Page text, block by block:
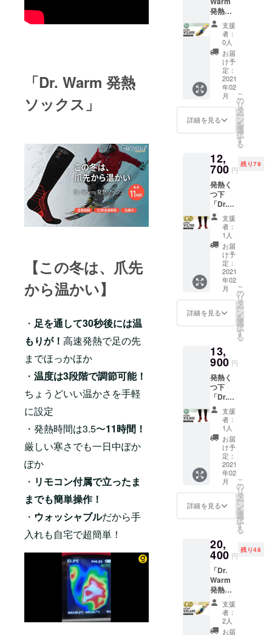
「Dr. Warm 発熱
ソックス」
【この冬は、爪先
から温かい】
・ 足を通して30秒後には温
もりが！ 高速発熱で足の先
までほっかほか
・ 温度は3段階で調節可能！
ちょうどいい温かさを手軽
に設定
・発熱時間は3.5〜11時間！
厳しい寒さでも一日中ぽか
ぽか
・ リモコン付属で立ったま
までも簡単操作！
・ ウォッシャブルだから手
入れも自宅で超簡単！
からお
選びく
ださ
い。 予
定配送
時期：
2021年
2月上旬
発熱イ
ンソー
ル」を
お得に
手に入
れる
チャン
ス！
【リ
ターン
内容】
「Dr.
Warm
発熱イ
ル」×1
※サイズ
をS〜
XLの中
からお
選びく
ださ
い。 ※
予定配
送時
期：
2021年
2月上旬
支援
者：
0人
お届
け予
定：
2021
年02
月
詳細を見る
こ
の
リ
タ
ー
ン
を
選
択
す
る
12,
700 円
残り79
発熱く
つ下
「Dr.
Warm
発熱
ソック
ス」を
お得に
手に入
れる
チャン
ス！
【リ
ターン
内容】
「Dr.
発熱
ソック
ス」×1
※サイズ
を
「22.0
〜
24.0」
「24.5
〜
26.0」
「26.5
28.0」
「28.5
〜
30.5」
い。 ※
予定配
送時
期：
2021年
2月上旬
支援
者：
1人
お届
け予
定：
2021
年02
月
詳細を見る
こ
の
リ
タ
ー
ン
を
選
択
す
る
13,
900 円
発熱く
つ下
「Dr.
Warm
発熱
ソック
ス」を
お得に
手に入
れる
チャン
ス！
【リ
ターン
内容】
「Dr.
発熱
ソック
ス」×1
※サイズ
を
「22.0
〜
24.0」
「24.5
〜
支援
者：
1人
お届
け予
定：
2021
年02
月
詳細を見る
こ
の
リ
タ
ー
ン
を
選
択
す
る
20,
400 円
残り48
「Dr.
Warm
発熱イ
ンソー
ル」を
お得に
手に入
支援
者：
2人
お届